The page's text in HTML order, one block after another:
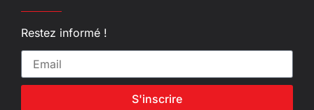
Restez informé !
S'inscrire